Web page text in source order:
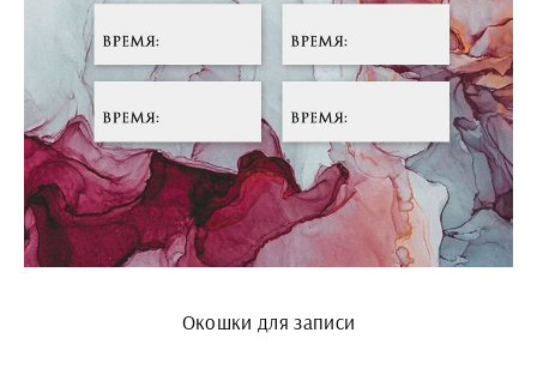
Окошки для записи